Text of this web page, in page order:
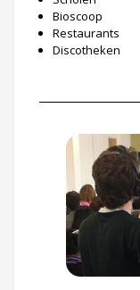
Bioscoop
Restaurants
Discotheken